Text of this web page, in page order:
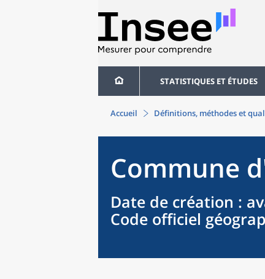
STATISTIQUES ET ÉTUDES
Accueil Définitions, méthodes et
Commune
Date de création :
Code officiel